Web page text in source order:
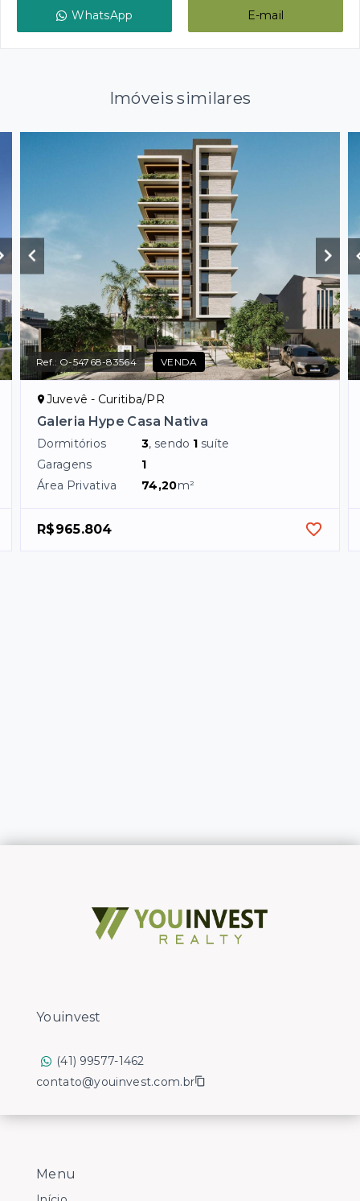
WhatsApp E-mail
Imóveis similares
Ref.: O-54768-83564 VENDA
Juvevê - Curitiba/PR
Galeria Hype Casa Nativa
Dormitórios 3, sendo 1 suíte
Garagens
1
Área Privativa
74,20m²
R$965.804
Menu
Youinvest
(41) 99577-1462
contato@youinvest.com.br